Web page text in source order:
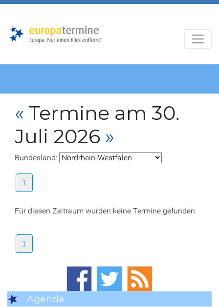
« Termine am 30.
Juli 2026 »
Bundesland:
1
Für diesen Zeitraum wurden keine Termine gefunden
1
Agenda